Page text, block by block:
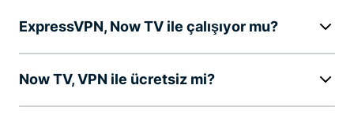
ExpressVPN, Now TV ile çalışıyor mu?
Now TV, VPN ile ücretsiz mi?